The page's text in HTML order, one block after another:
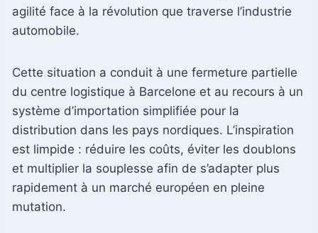
agilité face à la révolution que traverse l’industrie
automobile.
Cette situation a conduit à une fermeture partielle
du centre logistique à Barcelone et au recours à un
système d’importation simplifiée pour la
distribution dans les pays nordiques. L’inspiration
est limpide : réduire les coûts, éviter les doublons
et multiplier la souplesse afin de s’adapter plus
rapidement à un marché européen en pleine
mutation.